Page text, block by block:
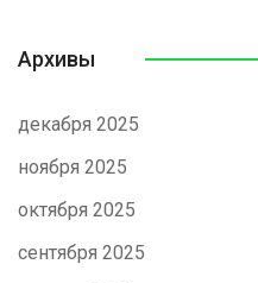
Архивы
декабря 2025
ноября 2025
октября 2025
сентября 2025